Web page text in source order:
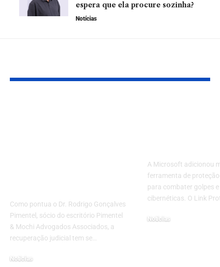
espera que ela procure sozinha?
Notícias
Como pontua o Dr. Rodrigo Gonçalves
Pimentel, sócio do escritório Pimentel
& Mochi Advogados Associados, a
recuperação judicial tem se…
Notícias
A Microsoft adicionou
ferramenta de
para combater golpes
cibernéticas. O Link
Notícias